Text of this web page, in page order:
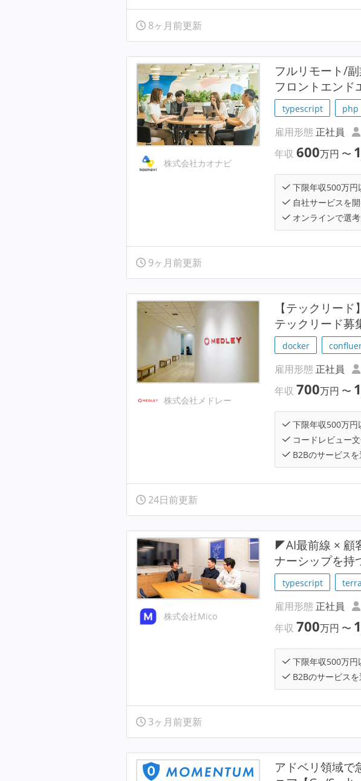
8ヶ月前更新
株式会社カオナビ
フルリモート/
フロントエンド
typescript php
雇用形態 正社員
年収600万円 〜
下限年収500万円
自社サービスを
オンラインで選
9ヶ月前更新
株式会社メドレー
【テックリー
テックリード募
docker
雇用形態 正社員
年収700万円 〜
下限年収500万円
コードレビュー
B2Bのサービスを
24日前更新
株式会社Mico
◤AI最前線 × 顧
ナーシップを持
typescript
雇用形態 正社員
年収700万円 〜
下限年収500万円
B2Bのサービスを
3ヶ月前更新
アドベリ領域で